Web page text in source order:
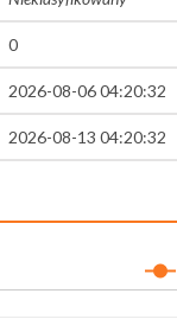
0
2026-08-06 04:20:32
2026-08-13 04:20:32